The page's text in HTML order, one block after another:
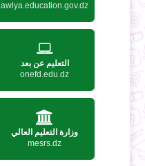
awlya.education.gov.dz
التعليم عن بعد
onefd.edu.dz
وزارة التعليم العالي
mesrs.dz